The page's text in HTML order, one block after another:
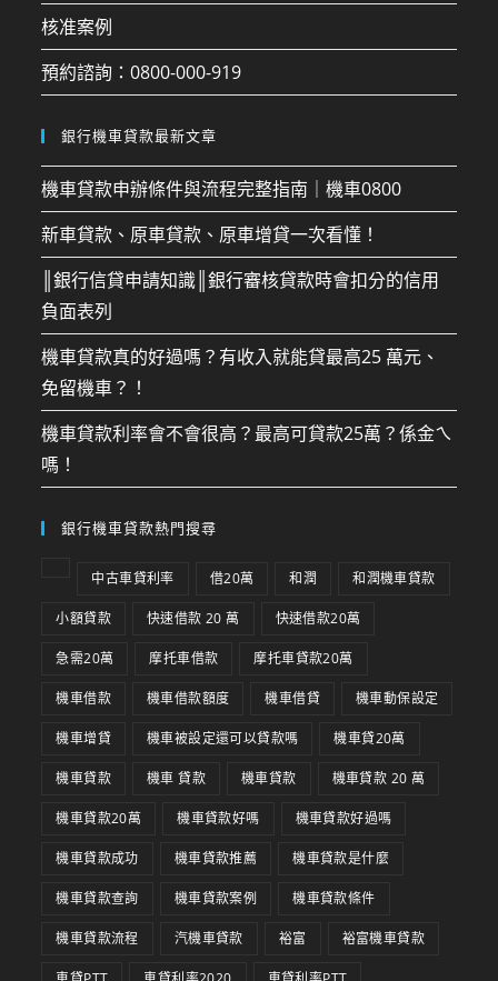
核准案例
預約諮詢：0800-000-919
銀行機車貸款最新文章
機車貸款申辦條件與流程完整指南｜機車0800
新車貸款、原車貸款、原車增貸一次看懂！
║銀行信貸申請知識║銀行審核貸款時會扣分的信用
負面表列
機車貸款真的好過嗎？有收入就能貸最高25 萬元、
免留機車？！
機車貸款利率會不會很高？最高可貸款25萬？係金ㄟ
嗎！
銀行機車貸款熱門搜尋
中古車貸利率 借20萬 和潤 和潤機車貸款
小額貸款 快速借款 20 萬 快速借款20萬
急需20萬 摩托車借款 摩托車貸款20萬
機車借款 機車借款額度 機車借貸 機車動保設定
機車增貸 機車被設定還可以貸款嗎 機車貸20萬
機車貸款 機車 貸款 機車貸款 機車貸款 20 萬
機車貸款20萬 機車貸款好嗎 機車貸款好過嗎
機車貸款成功 機車貸款推薦 機車貸款是什麼
機車貸款查詢 機車貸款案例 機車貸款條件
機車貸款流程 汽機車貸款 裕富 裕富機車貸款